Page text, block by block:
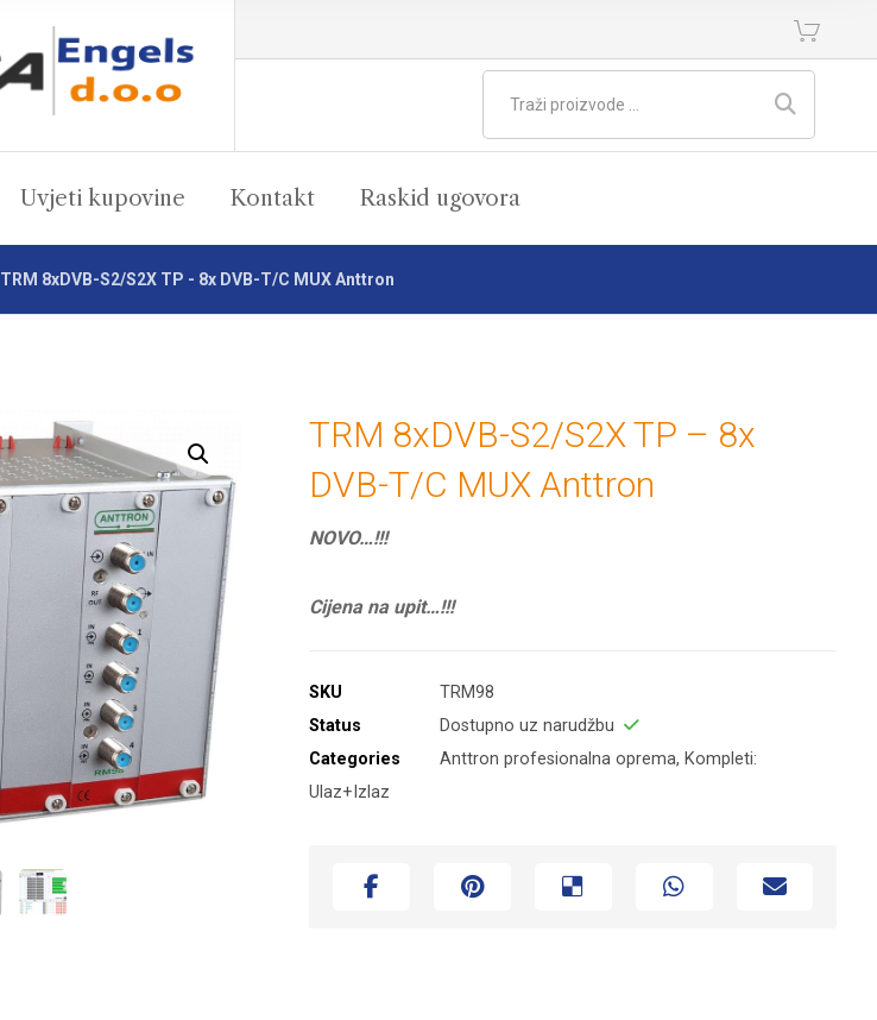
Uvjeti kupovine Kontakt Raskid ugovora
TRM 8xDVB-S2/S2X TP - 8x DVB-T/C MUX Anttron
Enlarge the image
TRM 8xDVB-S2/S2X TP – 8x
DVB-T/C MUX Anttron
NOVO…!!!
Cijena na upit…!!!
SKU
TRM98
Status
Dostupno uz narudžbu
Categories
Anttron profesionalna oprema, Kompleti:
Ulaz+Izlaz